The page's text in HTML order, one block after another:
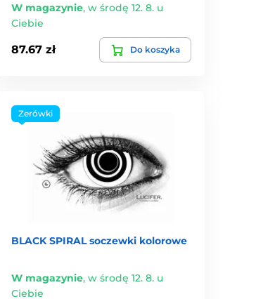
W magazynie,w środę 12. 8. u
Ciebie
87.67 zł Do koszyka
Zerówki
BLACK SPIRAL soczewki kolorowe
W magazynie,w środę 12. 8. u
Ciebie